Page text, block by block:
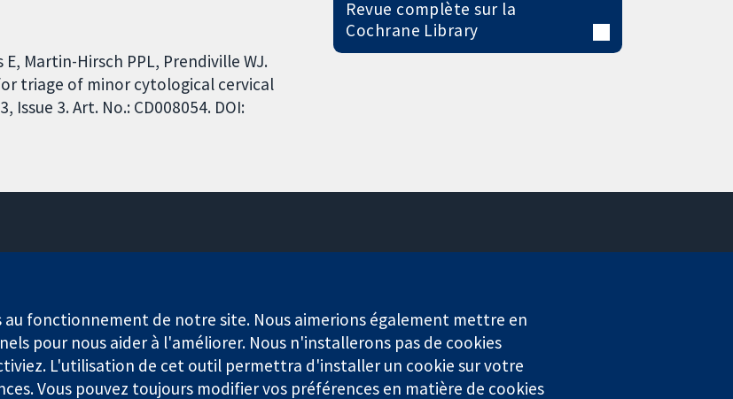
Martin-Hirsch PPL, Prendiville WJ.
triage of minor cytological cervical
3. Art. No.: CD008054. DOI:
Revue complète sur la
Cochrane Library
Uni
Service de presse
Qui sommes-nous
Offres d'emploi
Cochrane Library
au fonctionnement de notre site. Nous aimerions également mettre en
pour nous aider à l'améliorer. Nous n'installerons pas de cookies
L'utilisation de cet outil permettra d'installer un cookie sur votre
Vous pouvez toujours modifier vos préférences en matière de cookies